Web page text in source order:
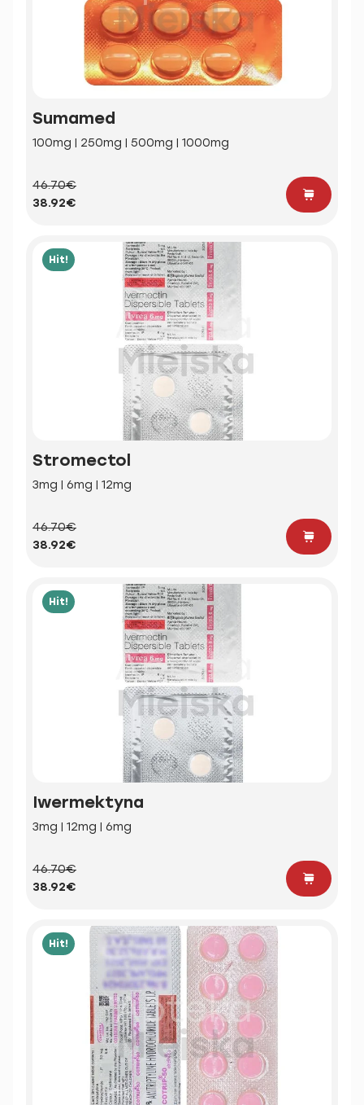
Sumamed
100mg | 250mg | 500mg | 1000mg
46.70€
38.92€
Hit!
Stromectol
3mg | 6mg | 12mg
46.70€
38.92€
Hit!
Iwermektyna
3mg | 12mg | 6mg
46.70€
38.92€
Hit!